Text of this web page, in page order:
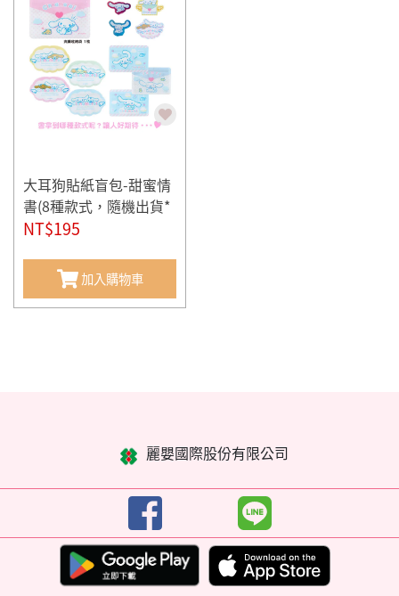
大耳狗貼紙盲包-甜蜜情
書(8種款式，隨機出貨*
1)
NT$195
加入購物車
麗嬰國際股份有限公司